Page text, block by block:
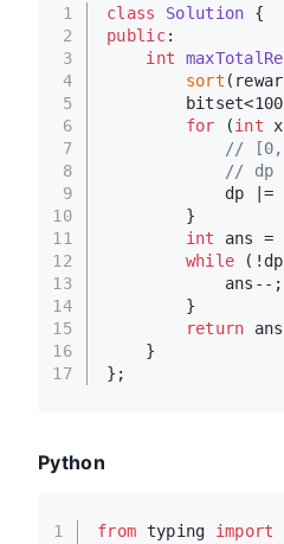
1
2
3
4
5
6
7
8
9
10
11
12
13
14
15
16
17
class Solution {
public:
int
sort
for (int
// [0,
// dp
dp |=
        }
int ans =
while
            ans--;
        }
return
    }
};
Python
1
from typing import